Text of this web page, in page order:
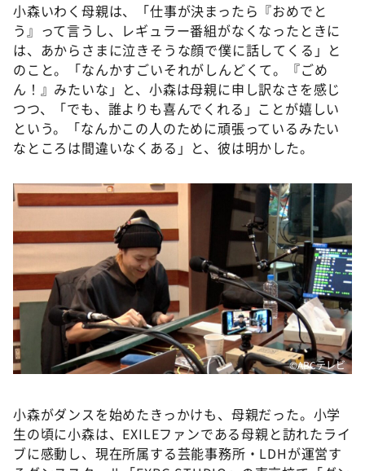
小森いわく母親は、「仕事が決まったら『おめでと
う』って言うし、レギュラー番組がなくなったときに
は、あからさまに泣きそうな顔で僕に話してくる」と
のこと。「なんかすごいそれがしんどくて。『ごめ
ん！』みたいな」と、小森は母親に申し訳なさを感じ
つつ、「でも、誰よりも喜んでくれる」ことが嬉しい
という。「なんかこの人のために頑張っているみたい
なところは間違いなくある」と、彼は明かした。
©️ABCテレビ
小森がダンスを始めたきっかけも、母親だった。小学
生の頃に小森は、EXILEファンである母親と訪れたライ
ブに感動し、現在所属する芸能事務所・LDHが運営す